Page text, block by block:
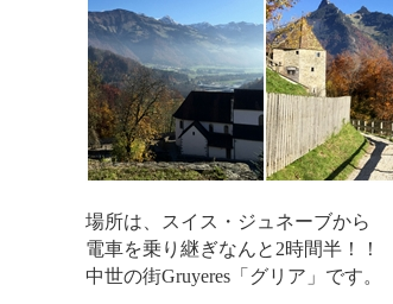
場所は、スイス・ジュネーブから
電車を乗り継ぎなんと 2時間半！！
中世の街Gruyeres「グリア」です。